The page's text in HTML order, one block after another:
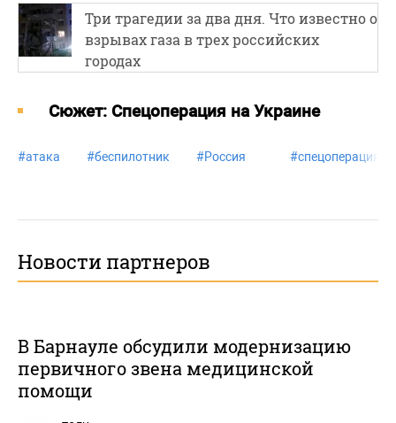
Три трагедии за два дня. Что известно о
взрывах газа в трех российских
городах
Cюжет: Спецоперация на Украине
#атака #беспилотник #Россия #спецоперация
Новости партнеров
В Барнауле обсудили модернизацию
первичного звена медицинской
помощи